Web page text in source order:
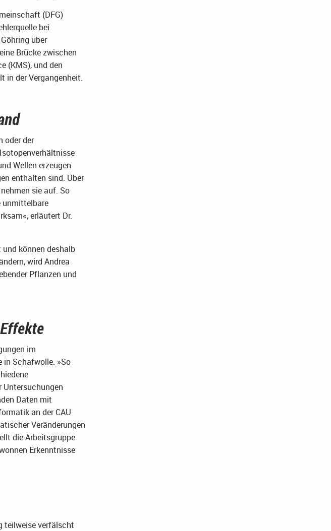
(DFG)
bei
über
Brücke zwischen
(KMS), und den
in der Vergangenheit.
oder der
Wellen erzeugen
enthalten sind. Über
sie auf. So
unmittelbare
erläutert Dr.
können deshalb
wird Andrea
Pflanzen und
im
in Schafwolle. »So
Untersuchungen
Daten mit
an der CAU
Veränderungen
die Arbeitsgruppe
Erkenntnisse
teilweise verfälscht